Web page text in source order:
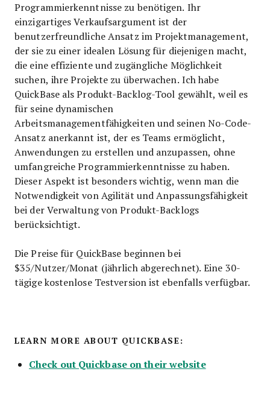
Programmierkenntnisse zu benötigen. Ihr
einzigartiges Verkaufsargument ist der
benutzerfreundliche Ansatz im Projektmanagement,
der sie zu einer idealen Lösung für diejenigen macht,
die eine effiziente und zugängliche Möglichkeit
suchen, ihre Projekte zu überwachen. Ich habe
QuickBase als Produkt-Backlog-Tool gewählt, weil es
für seine dynamischen
Arbeitsmanagementfähigkeiten und seinen No-Code-
Ansatz anerkannt ist, der es Teams ermöglicht,
Anwendungen zu erstellen und anzupassen, ohne
umfangreiche Programmierkenntnisse zu haben.
Dieser Aspekt ist besonders wichtig, wenn man die
Notwendigkeit von Agilität und Anpassungsfähigkeit
bei der Verwaltung von Produkt-Backlogs
berücksichtigt.
Die Preise für QuickBase beginnen bei
$35/Nutzer/Monat (jährlich abgerechnet). Eine 30-
tägige kostenlose Testversion ist ebenfalls verfügbar.
LEARN MORE ABOUT QUICKBASE:
Check out Quickbase on their website